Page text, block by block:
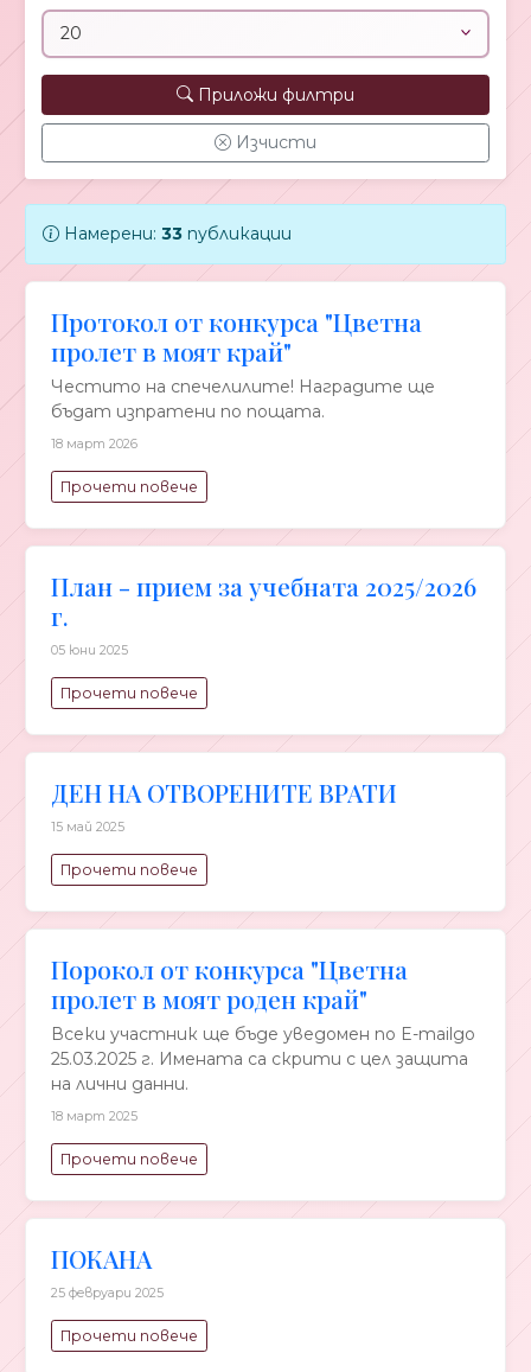
Приложи филтри
Изчисти
Намерени: 33 публикации
Протокол от конкурса "Цветна
пролет в моят край"
Честито на спечелилите! Наградите ще
бъдат изпратени по пощата.
18 март 2026
Прочети повече
План - прием за учебната 2025/2026
г.
05 юни 2025
Прочети повече
ДЕН НА ОТВОРЕНИТЕ ВРАТИ
15 май 2025
Прочети повече
Порокол от конкурса "Цветна
пролет в моят роден край"
Всеки участник ще бъде уведомен по E-mailдо
25.03.2025 г. Имената са скрити с цел защита
на лични данни.
18 март 2025
Прочети повече
ПОКАНА
25 февруари 2025
Прочети повече